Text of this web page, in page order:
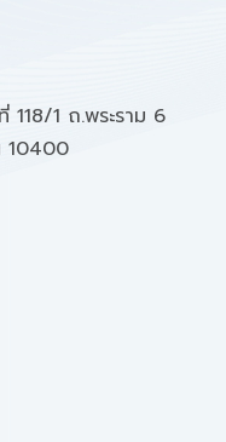
118/1 ถ.พระราม 6
10400